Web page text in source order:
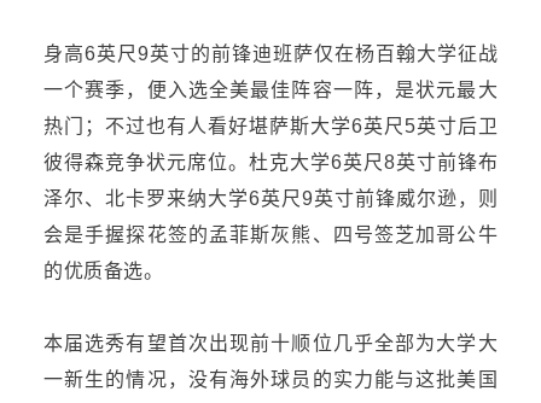
身高6英尺9英寸的前锋迪班萨仅在杨百翰大学征战
一个赛季，便入选全美最佳阵容一阵，是状元最大
热门；不过也有人看好堪萨斯大学6英尺5英寸后卫
彼得森竞争状元席位。 杜克大学6英尺8英寸前锋布
泽尔、 北卡罗来纳大学6英尺9英寸前锋威尔逊，则
会是手握探花签的孟菲斯灰熊、四号签芝加哥公牛
的优质备选。
本届选秀有望首次出现前十顺位几乎全部为大学大
一新生的情况，没有海外球员的实力能与这批美国